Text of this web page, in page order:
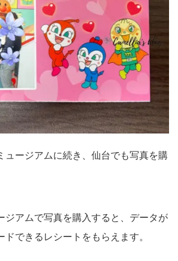
ュージアムに続き、仙台でも写真を購
ジアムで写真を購入すると、データが
ドできるレシートをもらえます。